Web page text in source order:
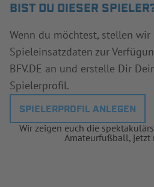
BIST DU DIESER
Wenn du möchtest, stellen
Spieleinsatzdaten zur
BFV.DE an und erstelle Dir
Spielerprofil.
SPIELERPROFIL ANLEGEN
Wir zeigen euch die
Amateurfußball, jetzt